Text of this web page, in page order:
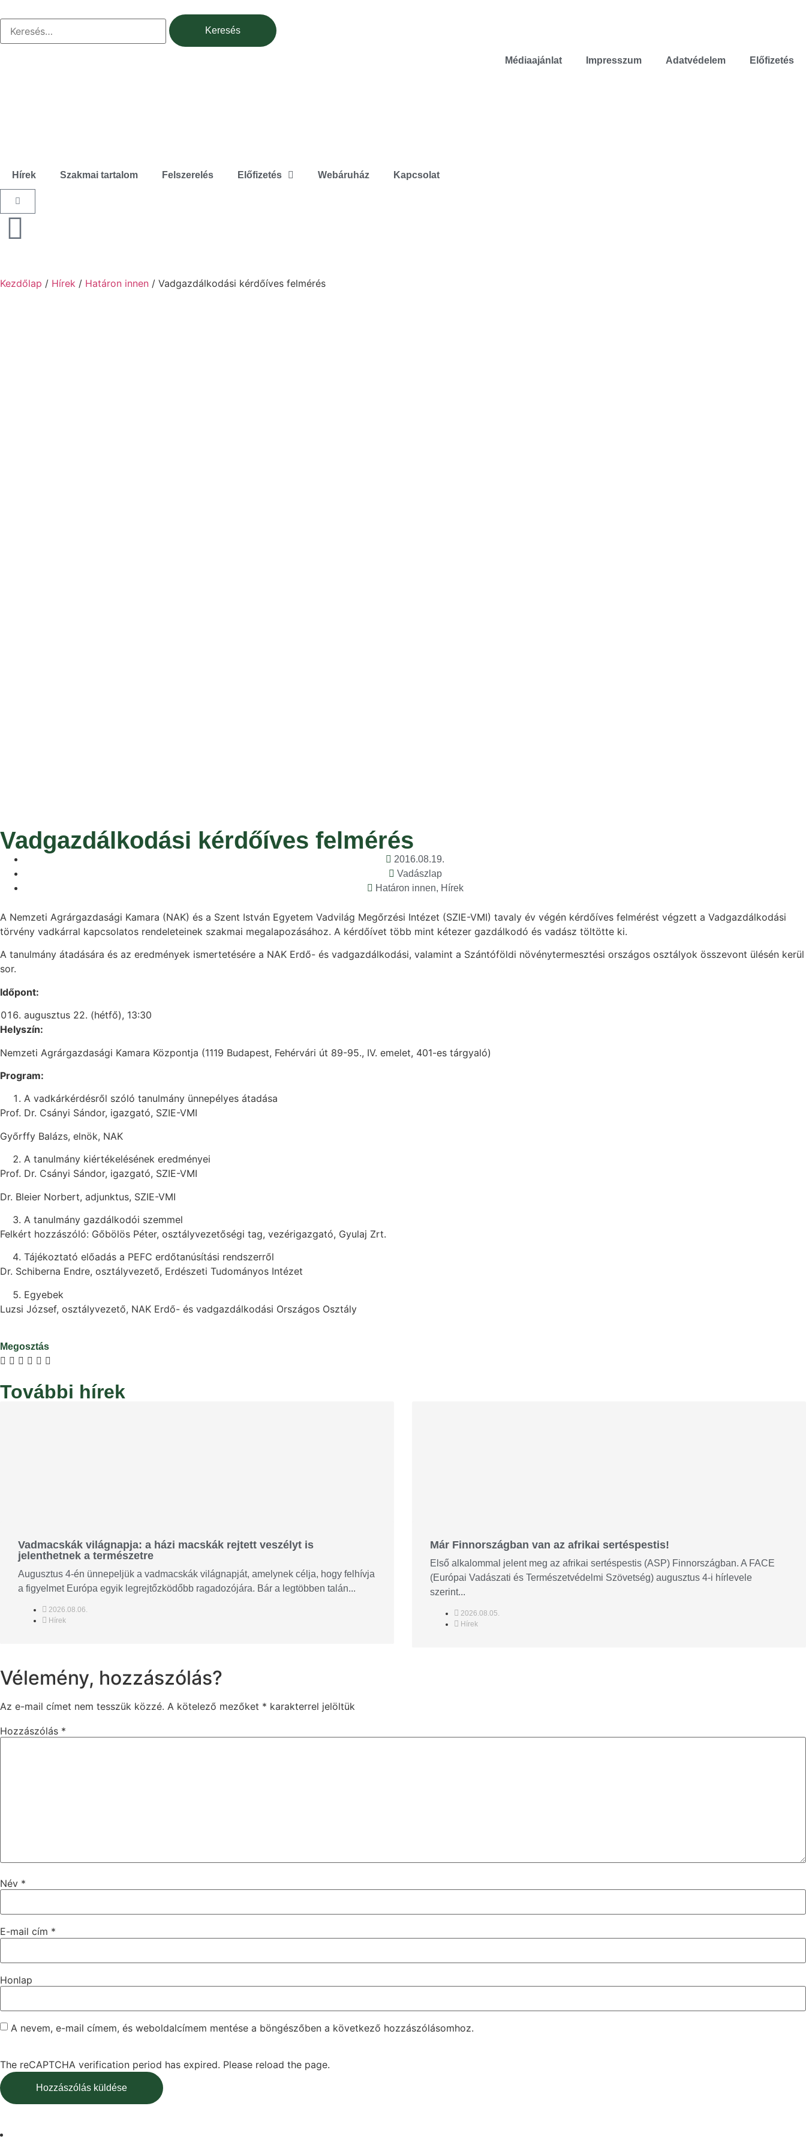
Médiaajánlat Impresszum Adatvédelem Előfizetés
Hírek Szakmai tartalom Felszerelés Előfizetés Webáruház Kapcsolat
Kezdőlap / Hírek / Határon innen / Vadgazdálkodási kérdőíves felmérés
Vadgazdálkodási kérdőíves felmérés
2016.08.19.
Vadászlap
Határon innen, Hírek
A Nemzeti Agrárgazdasági Kamara (NAK) és a Szent István Egyetem Vadvilág Megőrzési Intézet (SZIE-VMI) tavaly év végén kérdőíves felmérést végzett a Vadgazdálkodási
törvény vadkárral kapcsolatos rendeleteinek szakmai megalapozásához. A kérdőívet több mint kétezer gazdálkodó és vadász töltötte ki.
A tanulmány átadására és az eredmények ismertetésére a NAK Erdő- és vadgazdálkodási, valamint a Szántóföldi növénytermesztési országos osztályok összevont ülésén kerül
sor.
Időpont:
augusztus 22. (hétfő), 13:30
Helyszín:
Nemzeti Agrárgazdasági Kamara Központja (1119 Budapest, Fehérvári út 89-95., IV. emelet, 401-es tárgyaló)
Program:
A vadkárkérdésről szóló tanulmány ünnepélyes átadása
Prof. Dr. Csányi Sándor, igazgató, SZIE-VMI
Győrffy Balázs, elnök, NAK
A tanulmány kiértékelésének eredményei
Prof. Dr. Csányi Sándor, igazgató, SZIE-VMI
Dr. Bleier Norbert, adjunktus, SZIE-VMI
A tanulmány gazdálkodói szemmel
Felkért hozzászóló: Gőbölös Péter, osztályvezetőségi tag, vezérigazgató, Gyulaj Zrt.
Tájékoztató előadás a PEFC erdőtanúsítási rendszerről
Dr. Schiberna Endre, osztályvezető, Erdészeti Tudományos Intézet
Egyebek
Luzsi József, osztályvezető, NAK Erdő- és vadgazdálkodási Országos Osztály
Megosztás
További hírek
Vadmacskák világnapja: a házi macskák rejtett veszélyt is
jelenthetnek a természetre
Augusztus 4-én ünnepeljük a vadmacskák világnapját, amelynek célja, hogy felhívja
a figyelmet Európa egyik legrejtőzködőbb ragadozójára. Bár a legtöbben talán...
2026.08.06.
Hírek
Már Finnországban van az afrikai sertéspestis!
Első alkalommal jelent meg az afrikai sertéspestis (ASP) Finnországban. A FACE
(Európai Vadászati és Természetvédelmi Szövetség) augusztus 4-i hírlevele
szerint...
2026.08.05.
Hírek
Vélemény, hozzászólás?
Az e-mail címet nem tesszük közzé. A kötelező mezőket * karakterrel jelöltük
Hozzászólás *
Név *
E-mail cím *
Honlap
A nevem, e-mail címem, és weboldalcímem mentése a böngészőben a következő hozzászólásomhoz.
The reCAPTCHA verification period has expired. Please reload the page.